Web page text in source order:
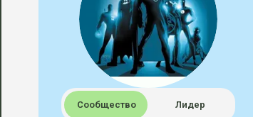
Сообщество Лидер